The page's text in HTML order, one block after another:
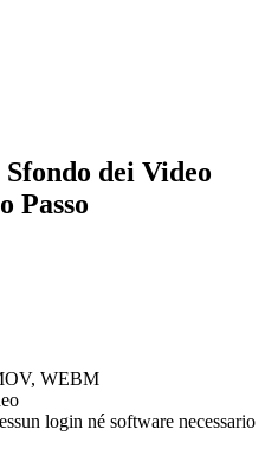
dei Video
Passo
WEBM
login né software necessario